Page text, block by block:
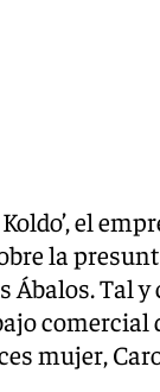
el
la
Ábalos. Tal
mujer,